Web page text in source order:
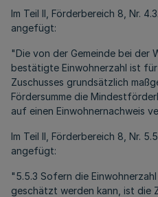
Im Teil II, Förderbereich 8, Nr.
angefügt:
"Die von der Gemeinde bei der
bestätigte Einwohnerzahl ist
Zuschusses grundsätzlich
Fördersumme die
auf einen Einwohnernachweis
Im Teil II, Förderbereich 8, Nr.
angefügt:
"5.5.3 Sofern die
geschätzt werden kann, ist die